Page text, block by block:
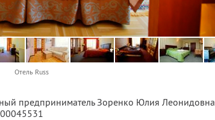
Отель Russ
предприниматель Зоренко Юлия Леонидовна,